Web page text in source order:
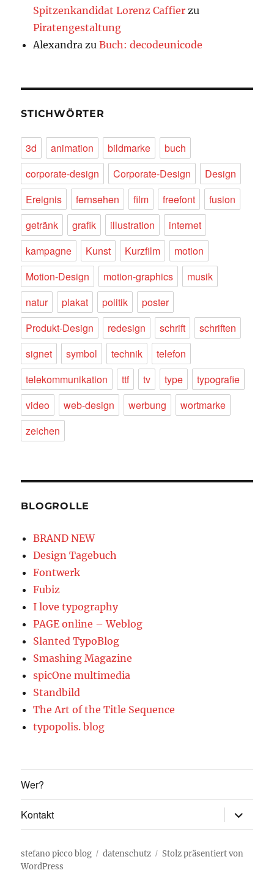
Spitzenkandidat Lorenz Caffier zu
Piratengestaltung
Alexandra zuBuch: decodeunicode
STICHWÖRTER
3d animation bildmarke
buch
corporate-design
Corporate-Design
Design
Ereignis
fernsehen film freefont
fusion
getränk
grafik illustration
internet
kampagne
Kunst Kurzfilm
motion
Motion-Design
motion-graphics
musik
natur
plakat politik
poster
Produkt-Design
redesign schrift
schriften
signet
symbol technik
telefon
telekommunikation
ttf tv type
typografie
video
web-design werbung
wortmarke
zeichen
BLOGROLLE
BRAND NEW
Design Tagebuch
Fontwerk
Fubiz
I love typography
PAGE online – Weblog
Slanted TypoBlog
Smashing Magazine
spicOne multimedia
Standbild
The Art of the Title Sequence
typopolis. blog
Wer?
Kontakt
öffnen
stefano picco blog datenschutz
Stolz präsentiert von
WordPress